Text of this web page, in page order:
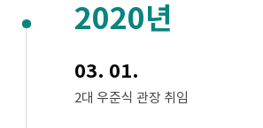
2020년
03. 01.
2대 우준식 관장 취임